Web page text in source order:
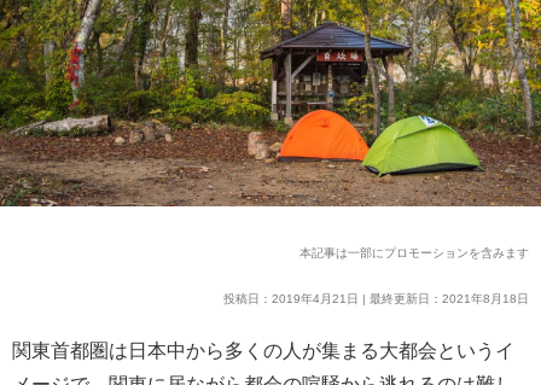
本記事は一部にプロモーションを含みます
投稿日：2019年4月21日 | 最終更新日：2021年8月18日
関東首都圏は日本中から多くの人が集まる大都会というイ